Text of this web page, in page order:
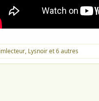
, Lysnoiret 6 autres